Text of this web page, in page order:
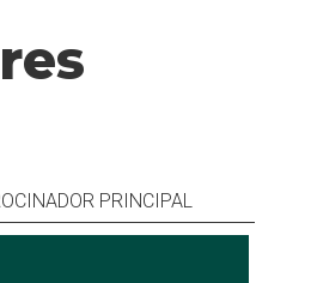
PRINCIPAL